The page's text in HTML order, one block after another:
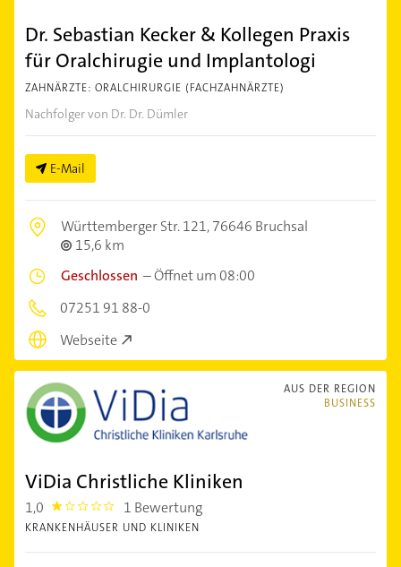
Dr. Sebastian Kecker & Kollegen Praxis
für Oralchirugie und Implantologi
ZAHNÄRZTE: ORALCHIRURGIE (FACHZAHNÄRZTE)
Nachfolger von Dr. Dr. Dümler
E-Mail
Württemberger Str. 121,76646 Bruchsal
15,6 km
Geschlossen –Öffnet um 08:00
07251 91 88-0
Webseite
AUS DER REGION
BUSINESS
ViDia Christliche Kliniken
1,0 1.0 1 Bewertung
KRANKENHÄUSER UND KLINIKEN